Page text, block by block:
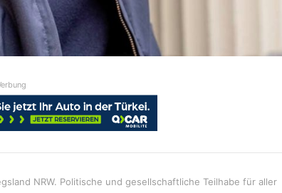
NRW. Politische und gesellschaftliche Teilhabe für aller